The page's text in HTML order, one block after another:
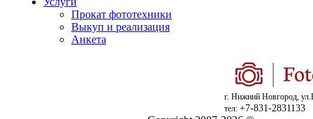
Прокат фототехники
Выкуп и реализация
Анкета
г. Нижний Новгород,
тел: +7-831-2831133